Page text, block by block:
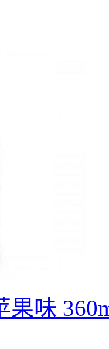
果味